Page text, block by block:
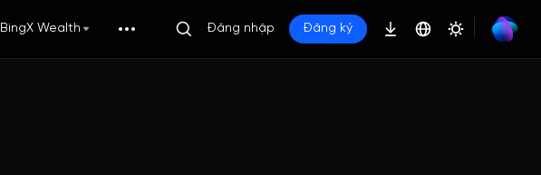
BingX Wealth Đăng nhập Đăng ký